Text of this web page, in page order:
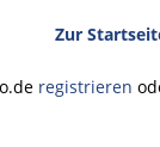
Zur
registrieren